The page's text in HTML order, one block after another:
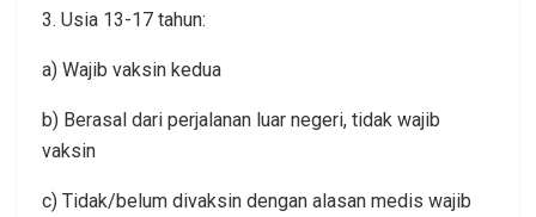
3. Usia 13-17 tahun:
a) Wajib vaksin kedua
b) Berasal dari perjalanan luar negeri, tidak wajib
vaksin
c) Tidak/belum divaksin dengan alasan medis wajib